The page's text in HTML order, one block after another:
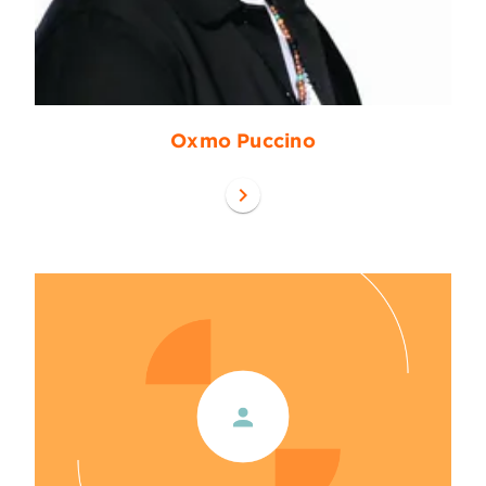
Oxmo Puccino
chevron_right